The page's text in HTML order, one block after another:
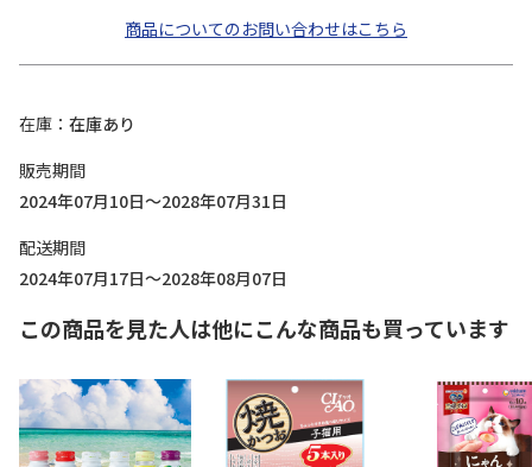
商品についてのお問い合わせはこちら
在庫
在庫あり
販売期間
2024年07月10日～2028年07月31日
配送期間
2024年07月17日～2028年08月07日
この商品を見た人は他にこんな商品も買っています